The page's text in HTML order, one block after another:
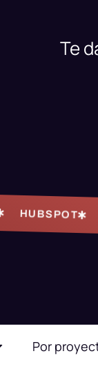
Te
HUBSPOT
Por